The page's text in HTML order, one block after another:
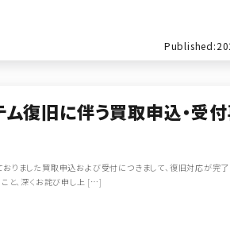
復旧に伴う買取申込・受
りました買取申込および受付につきまして、復旧対応が完了
と、深くお詫び申し上 […]